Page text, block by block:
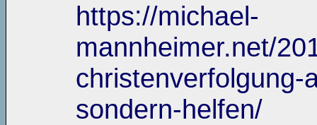
https://michael-
mannheimer.net/
christenverfolgung-
sondern-helfen/